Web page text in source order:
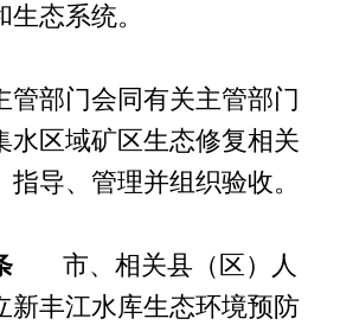
态系统。
部门会同有关主管部门
水区域矿区生态修复相关
导、管理并组织验收。
条 市、相关县（区）人
新丰江水库生态环境预防